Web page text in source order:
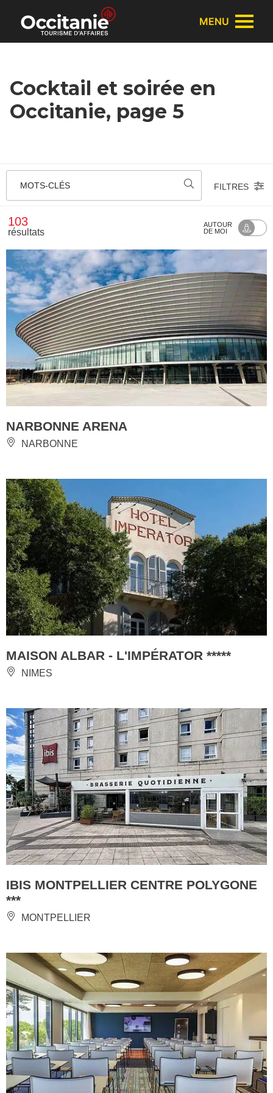
Panneau de gestion des cookies
MENU
Cocktail et soirée en
Occitanie, page 5
MOTS-CLÉS FILTRES
103
résultats
AUTOUR
DE MOI
NARBONNE ARENA
NARBONNE
MAISON ALBAR - L'IMPÉRATOR *****
NIMES
IBIS MONTPELLIER CENTRE POLYGONE
***
MONTPELLIER